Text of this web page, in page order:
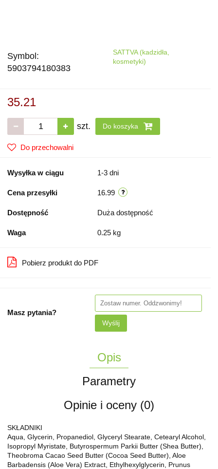
Symbol:
5903794180383
SATTVA (kadzidła,
kosmetyki)
35.21
szt. Do koszyka
Do przechowalni
Wysyłka w ciągu 1-3 dni
Cena przesyłki 16.99
Dostępność Duża dostępność
Waga 0.25 kg
Pobierz produkt do PDF
Masz pytania?
Wyślij
Opis
Parametry
Opinie i oceny (0)
SKŁADNIKI
Aqua, Glycerin, Propanediol, Glyceryl Stearate, Cetearyl Alcohol,
Isopropyl Myristate, Butyrospermum Parkii Butter (Shea Butter),
Theobroma Cacao Seed Butter (Cocoa Seed Butter), Aloe
Barbadensis (Aloe Vera) Extract, Ethylhexylglycerin, Prunus